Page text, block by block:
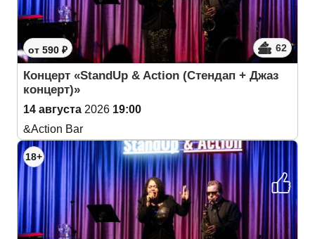
от 590 ₽ 62
Концерт «StandUp & Action (Cтендап + Джаз
концерт)»
14 августа 2026 19:00
&Action Bar
18+